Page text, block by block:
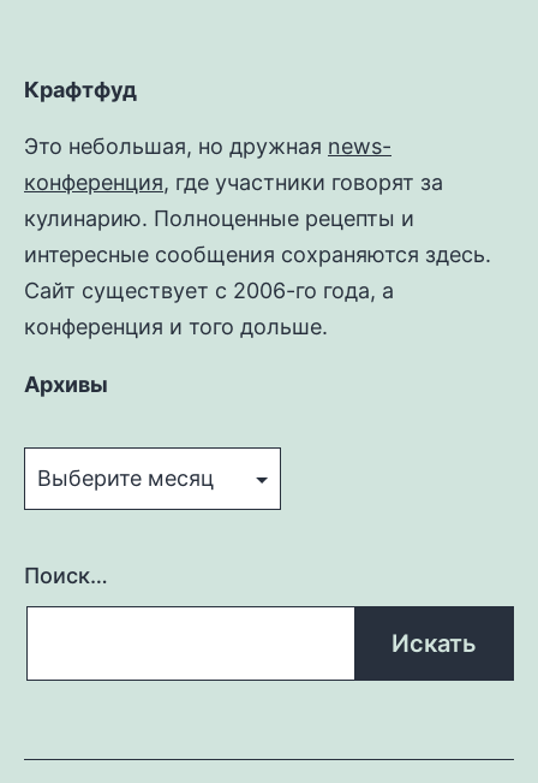
Крафтфуд
Это небольшая, но дружная news-
конференция, где участники говорят за
кулинарию. Полноценные рецепты и
интересные сообщения сохраняются здесь.
Сайт существует с 2006-го года, а
конференция и того дольше.
Архивы
Поиск…